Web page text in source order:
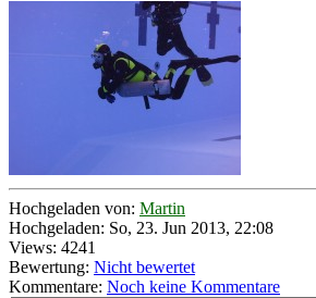
Hochgeladen von: Martin
Hochgeladen: So, 23. Jun 2013, 22:08
Views: 4241
Bewertung: Nicht bewertet
Kommentare: Noch keine Kommentare